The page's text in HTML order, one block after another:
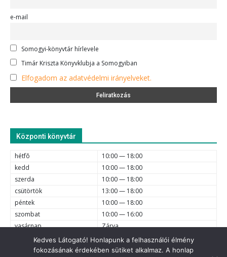
e-mail
Somogyi-könyvtár hírlevele
Timár Kriszta Könyvklubja a Somogyiban
Elfogadom az adatvédelmi irányelveket.
Központi könyvtár
hétfõ
10:00 — 18:00
kedd
10:00 — 18:00
szerda
10:00 — 18:00
csütörtök
13:00 — 18:00
péntek
10:00 — 18:00
szombat
10:00 — 16:00
vasárnap
Zárva
Kedves Látogató! Honlapunk a felhasználói élmény
fokozásának érdekében sütiket alkalmaz. A honlap